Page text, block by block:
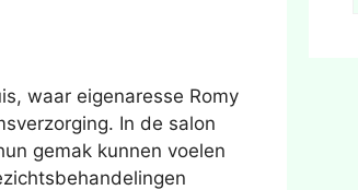
waar eigenaresse Romy
In de salon
gemak kunnen voelen